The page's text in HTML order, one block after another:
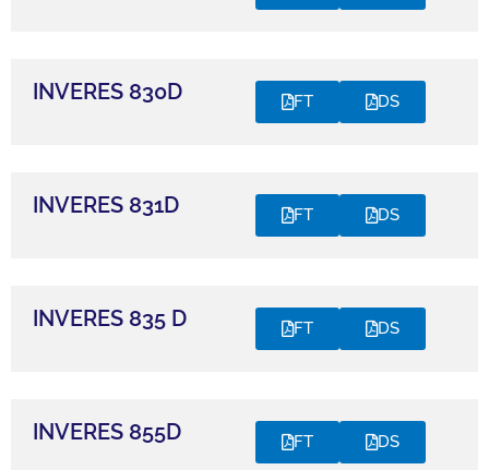
INVERES 830D FT DS
INVERES 831D FT DS
INVERES 835 D FT DS
INVERES 855D FT DS